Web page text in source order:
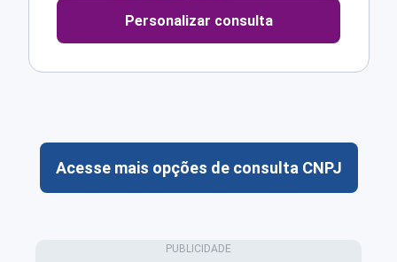
Personalizar consulta
Acesse mais opções de consulta CNPJ